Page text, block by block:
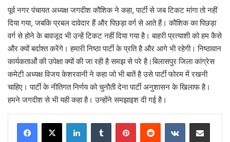
पूर्व नगर पंचायत अध्यक्ष जगदीश कौशिक ने कहा, पार्टी से जब टिकट मांगा तो नहीं
दिया गया, जबकि प्रबल दावेदार हैं और पिछड़ा वर्ग से आते हैं। कौशिक का पिछड़ा
वर्ग से होने के बावजूद भी उन्हें टिकट नहीं दिया गया है। बाहरी प्रत्याशी को हम कैसे
और क्यों बर्दाश्त करेंगे। हमारी निष्ठा पार्टी के प्रति है और आगे भी रहेगी। निष्ठावान
कार्यकतार्ओं की उपेक्षा क्यों की जा रही है समझ से परे है।बिलासपुर जिला कांग्रेस
कमेटी अध्यक्ष विजय केशरवानी ने कहा जो भी बातें है उसे पार्टी फोरम में रखनी
चाहिए। पार्टी के नीतिगत निर्णय को चुनौती देना पार्टी अनुशासन के खिलाफ है।
हमने जगदीश से भी यही कहा है। उन्होंने समझाइश दी गई है।
LinkedInTumblr PinterestReddit VKontakteShare via Email